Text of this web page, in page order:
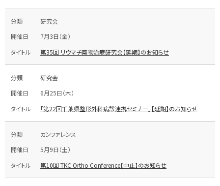
研究会
7月3日（金）
第35回 リウマチ薬物治療研究会【延期】のお知らせ
研究会
6月25日（木）
「第22回千葉県整形外科病診連携セミナー」【延期】のお知らせ
カンファレンス
5月9日（土）
第10回 TKC Ortho Conference【中止】のお知らせ